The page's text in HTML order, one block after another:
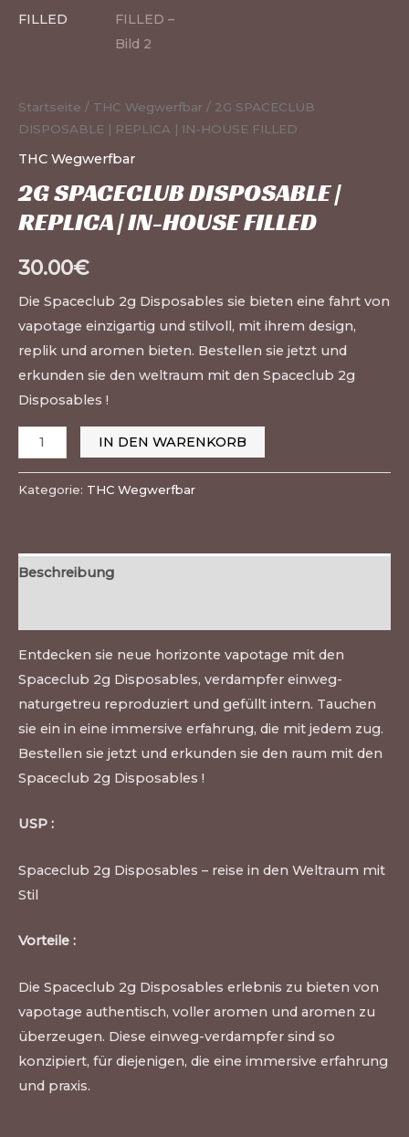
Startseite / THC Wegwerfbar / 2G SPACECLUB
DISPOSABLE | REPLICA | IN-HOUSE FILLED
THC Wegwerfbar
2G SPACECLUB DISPOSABLE |
REPLICA | IN-HOUSE FILLED
30.00€
Die Spaceclub 2g Disposables sie bieten eine fahrt von
vapotage einzigartig und stilvoll, mit ihrem design,
replik und aromen bieten. Bestellen sie jetzt und
erkunden sie den weltraum mit den Spaceclub 2g
Disposables !
IN DEN WARENKORB
Kategorie: THC Wegwerfbar
Beschreibung
Entdecken sie neue horizonte vapotage mit den
Spaceclub 2g Disposables, verdampfer einweg-
naturgetreu reproduziert und gefüllt intern. Tauchen
sie ein in eine immersive erfahrung, die mit jedem zug.
Bestellen sie jetzt und erkunden sie den raum mit den
Spaceclub 2g Disposables !
USP :
Spaceclub 2g Disposables – reise in den Weltraum mit
Stil
Vorteile :
Die Spaceclub 2g Disposables erlebnis zu bieten von
vapotage authentisch, voller aromen und aromen zu
überzeugen. Diese einweg-verdampfer sind so
konzipiert, für diejenigen, die eine immersive erfahrung
und praxis.